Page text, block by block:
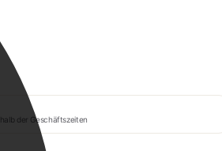
der Geschäftszeiten